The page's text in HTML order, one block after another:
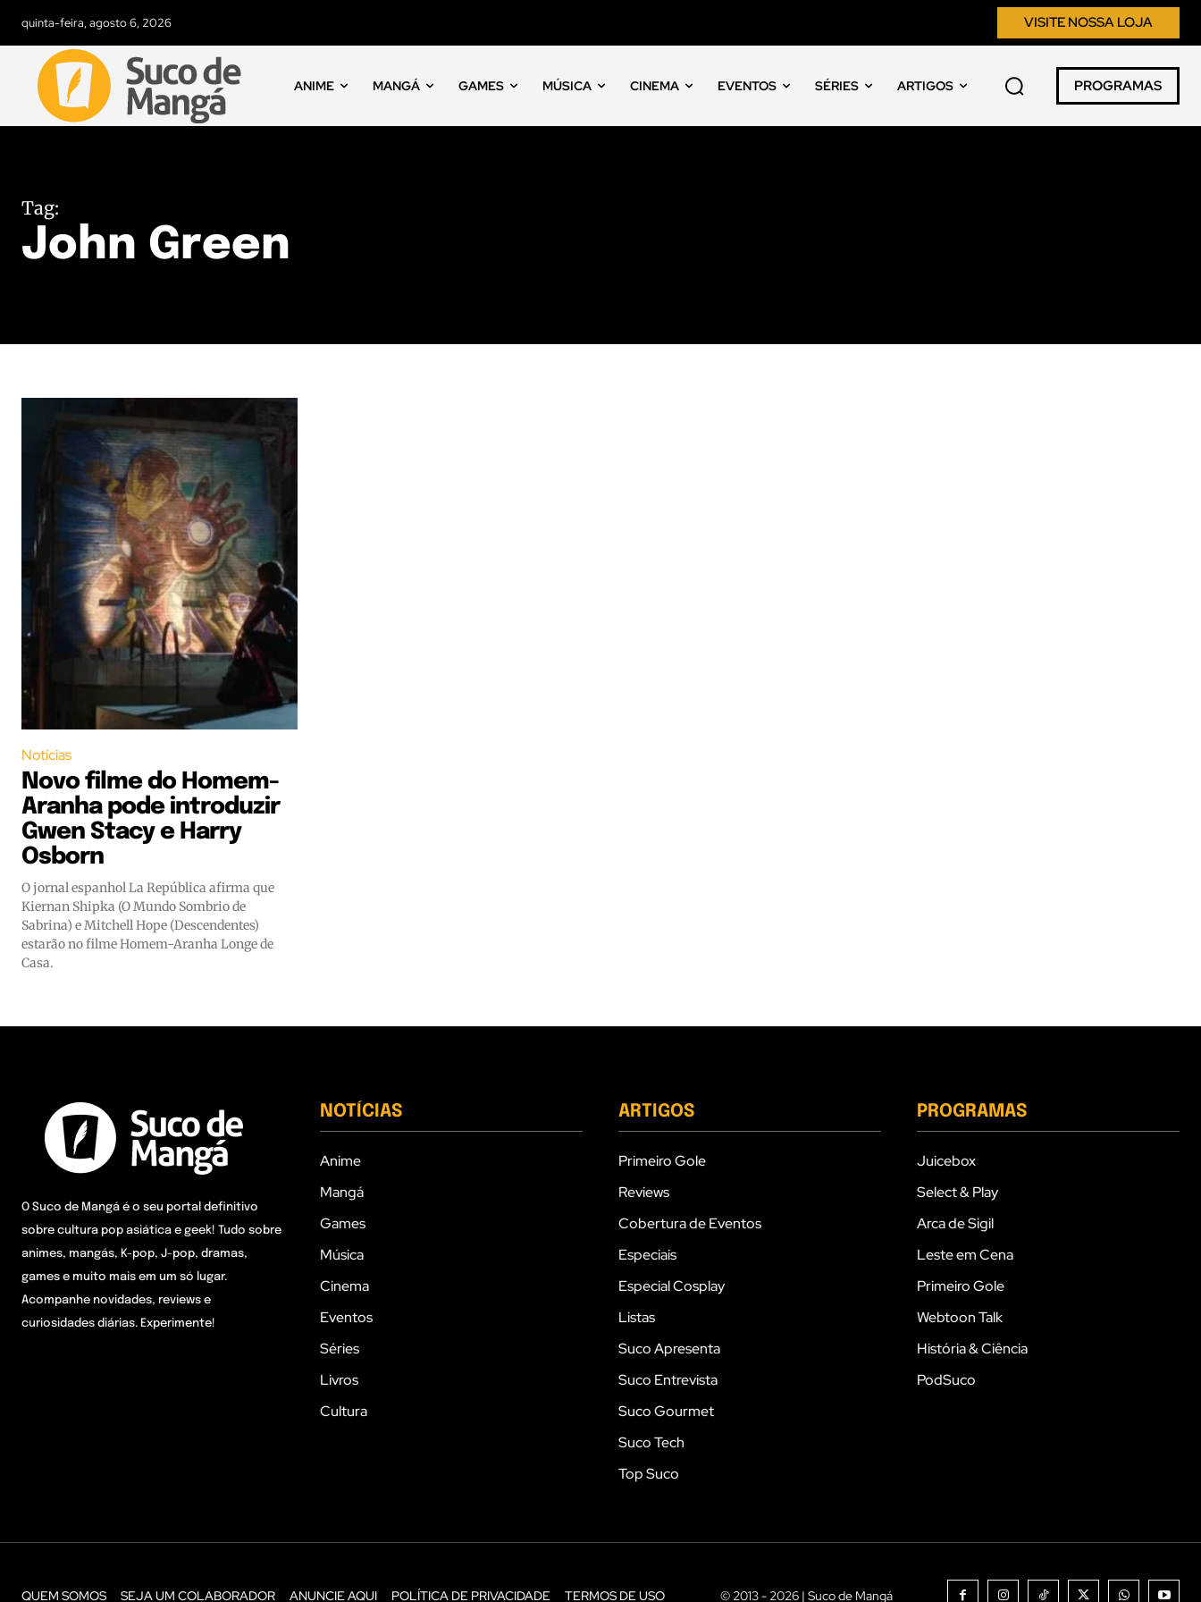
quinta-feira, agosto 6, 2026 VISITE NOSSA LOJA
ANIME MANGÁ GAMES MÚSICA CINEMA EVENTOS SÉRIES ARTIGOS PROGRAMAS
Tag:
John Green
Notícias
Novo filme do Homem-
Aranha pode introduzir
Gwen Stacy e Harry
Osborn
O jornal espanhol La República afirma que
Kiernan Shipka (O Mundo Sombrio de
Sabrina) e Mitchell Hope (Descendentes)
estarão no filme Homem-Aranha Longe de
Casa.
O Suco de Mangá é o seu portal definitivo
sobre cultura pop asiática e geek! Tudo sobre
animes, mangás, K-pop, J-pop, dramas,
games e muito mais em um só lugar.
Acompanhe novidades, reviews e
curiosidades diárias. Experimente!
NOTÍCIAS
Anime
Mangá
Games
Música
Cinema
Eventos
Séries
Livros
Cultura
ARTIGOS
Primeiro Gole
Reviews
Cobertura de Eventos
Especiais
Especial Cosplay
Listas
Suco Apresenta
Suco Entrevista
Suco Gourmet
Suco Tech
Top Suco
PROGRAMAS
Juicebox
Select & Play
Arca de Sigil
Leste em Cena
Primeiro Gole
Webtoon Talk
História & Ciência
PodSuco
QUEM SOMOS SEJA UM COLABORADOR ANUNCIE AQUI POLÍTICA DE PRIVACIDADE TERMOS DE USO © 2013 - 2026 | Suco de Mangá